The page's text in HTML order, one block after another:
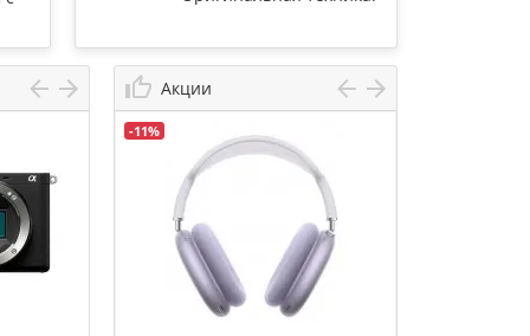
Акции
-11%